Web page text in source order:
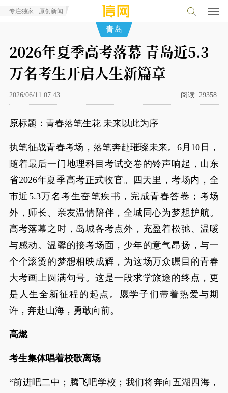
专注独家 · 原创新闻
青岛
2026年夏季高考落幕 青岛近5.3
万名考生开启人生新篇章
2026/06/11 07:43 阅读: 29358
原标题：青春落笔生花 未来以此为序
执笔征战青春考场，落笔奔赴璀璨未来。6月10日，
随着最后一门地理科目考试交卷的铃声响起，山东
省2026年夏季高考正式收官。四天里，考场内，全
市近5.3万名考生奋笔疾书，完成青春答卷；考场
外，师长、亲友温情陪伴，全城同心为梦想护航。
高考落幕之时，岛城各考点外，充盈着松弛、温暖
与感动。温馨的接考场面，少年的意气昂扬，与一
个个滚烫的梦想相映成辉，为这场万众瞩目的青春
大考画上圆满句号。这是一段求学旅途的终点，更
是人生全新征程的起点。愿学子们带着热爱与期
许，奔赴山海，勇敢向前。
高燃
考生集体唱着校歌离场
“前进吧二中；腾飞吧学校；我们将奔向五湖四海，